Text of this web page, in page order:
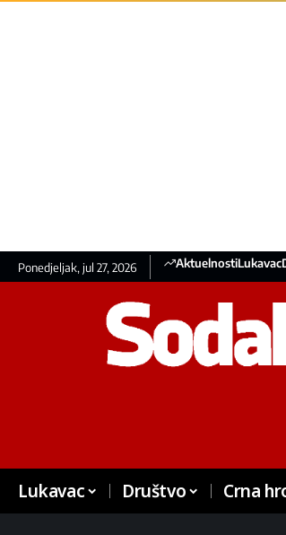
Ponedjeljak, jul 27, 2026 AktuelnostiLukavac
Lukavac Društvo Crna